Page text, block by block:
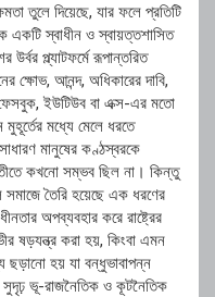
তুলে দিয়েছে, যার ফলে প্রতিটি
একটি স্বাধীন ও স্বায়ত্তশাসিত
প্ল্যাটফর্মে রূপান্তরিত
ক্ষোভ, আনন্দ, অধিকারের দাবি,
ফেসবুক, ইউটিউব বা এক্স-এর মতো
মুহূর্তের মধ্যে মেলে ধরতে
মানুষের কণ্ঠস্বরকে
কখনো সম্ভব ছিল না। কিন্তু
তৈরি হয়েছে এক ধরণের
অপব্যবহার করে রাষ্ট্রের
ষড়যন্ত্র করা হয়, কিংবা এমন
ছড়ানো হয় যা বন্ধুভাবাপন্ন
সুদৃঢ় ভূ-রাজনৈতিক ও কূটনৈতিক